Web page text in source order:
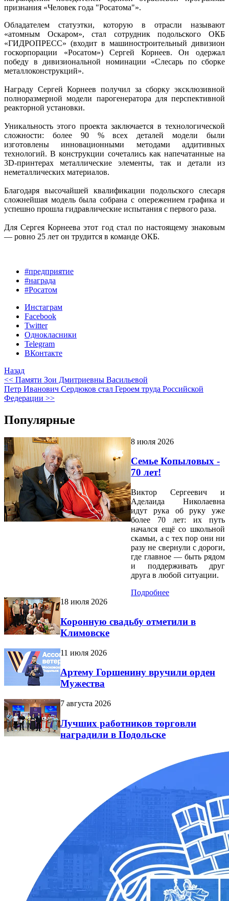
признания «Человек года "Росатома"».
Обладателем статуэтки, которую в отрасли называют
«атомным Оскаром», стал сотрудник подольского ОКБ
«ГИДРОПРЕСС» (входит в машиностроительный дивизион
госкорпорации «Росатом») Сергей Корнеев. Он одержал
победу в дивизиональной номинации «Слесарь по сборке
металлоконструкций».
Награду Сергей Корнеев получил за сборку эксклюзивной
полноразмерной модели парогенератора для перспективной
реакторной установки.
Уникальность этого проекта заключается в технологической
сложности: более 90 % всех деталей модели были
изготовлены инновационными методами аддитивных
технологий. В конструкции сочетались как напечатанные на
3D-принтерах металлические элементы, так и детали из
неметаллических материалов.
Благодаря высочайшей квалификации подольского слесаря
сложнейшая модель была собрана с опережением графика и
успешно прошла гидравлические испытания с первого раза.
Для Сергея Корнеева этот год стал по настоящему знаковым
— ровно 25 лет он трудится в команде ОКБ.
#предприятие
#награда
#Росатом
Инстаграм
Facebook
Twitter
Однокласники
Telegram
ВКонтакте
Назад
<< Памяти Зои Дмитриевны Васильевой
Петр Иванович Сердюков стал Героем труда Российской
Федерации >>
Популярные
8 июля 2026
Семье Копыловых -
70 лет!
Виктор Сергеевич и
Аделаида Николаевна
идут рука об руку уже
более 70 лет: их путь
начался ещё со школьной
скамьи, а с тех пор они ни
разу не свернули с дороги,
где главное — быть рядом
и поддерживать друг
друга в любой ситуации.
Подробнее
18 июля 2026
Коронную свадьбу отметили в
Климовске
11 июля 2026
Артему Горшенину вручили орден
Мужества
7 августа 2026
Лучших работников торговли
наградили в Подольске